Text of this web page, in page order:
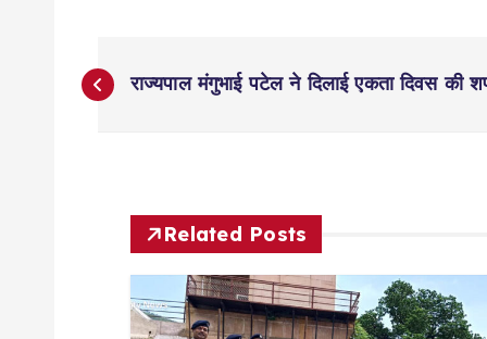
P
राज्यपाल मंगुभाई पटेल ने दिलाई एकता दिवस की
Related Posts